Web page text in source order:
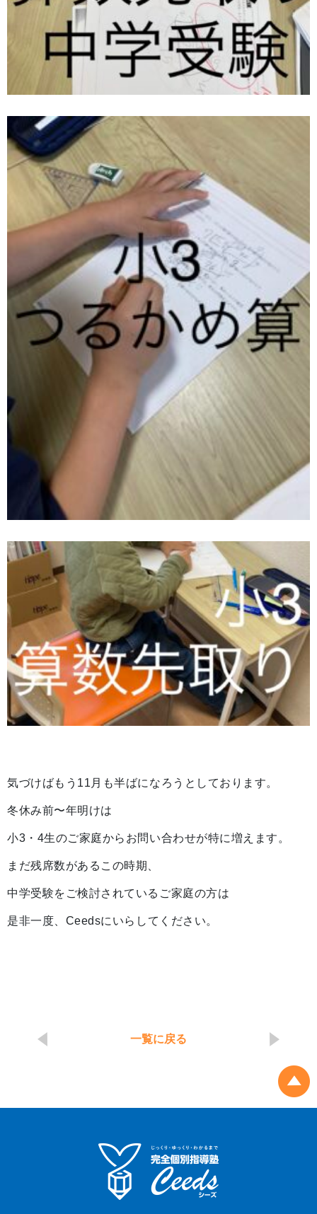
気づけばもう11月も半ばになろうとしております。
冬休み前〜年明けは
小3・4生のご家庭からお問い合わせが特に増えます。
まだ残席数があるこの時期、
中学受験をご検討されているご家庭の方は
是非一度、Ceedsにいらしてください。
一覧に戻る